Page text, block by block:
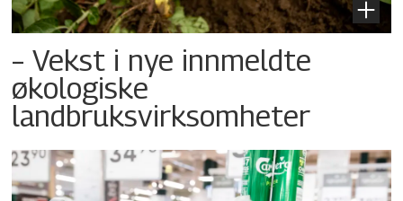
– Vekst i nye innmeldte
økologiske
landbruksvirksomheter